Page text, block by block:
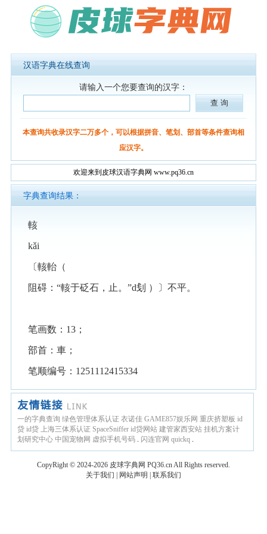
汉语字典在线查询
请输入一个您要查询的汉字：
本查询共收录汉字二万多个，可以根据拼音、笔划、部首等条件查询相
应汉字。
欢迎来到皮球汉语字典网 www.pq36.cn
字典查询结果：
輆
kǎi
〔輆軩（
阻碍：“輆于砭石，止。”d刬 ）〕不平。
笔画数：13；
部首：車；
笔顺编号：1251112415334
一的字典查询 绿色管理体系认证 衣诺佳 GAME857娱乐网 重庆挤塑板 id
贷 id贷 上海三体系认证 SpaceSniffer id贷网站 建管家西安站 挂机方案计
划研究中心 中国宠物网 虚拟手机号码 . 闪连官网 quickq .
CopyRight © 2024-2026 皮球字典网 PQ36.cnAll Rights reserved.
关于我们
网站声明 联系我们